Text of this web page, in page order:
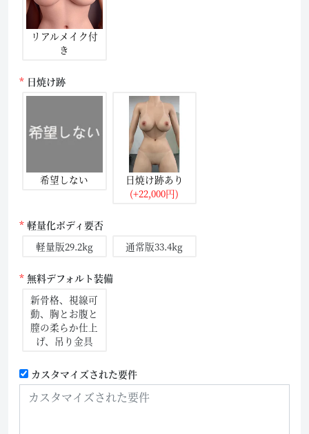
リアルメイク付
き
日焼け跡
希望しない
日焼け跡あり
(+22,000円)
軽量化ボディ要否
軽量版29.2kg
通常版33.4kg
無料デフォルト装備
新骨格、視線可
動、胸とお腹と
膣の柔らか仕上
げ、吊り金具
カスタマイズされた要件